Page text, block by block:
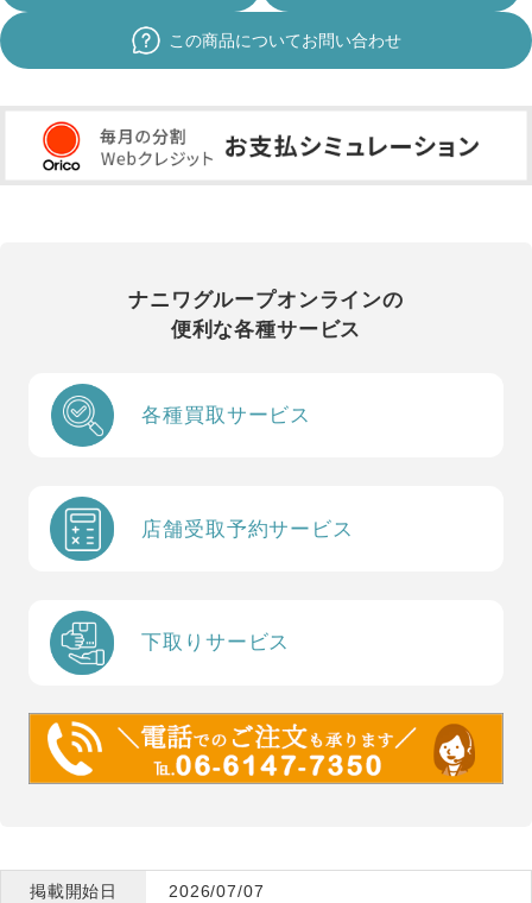
この商品についてお問い合わせ
ナニワグループオンラインの
便利な各種サービス
各種買取サービス
店舗受取予約サービス
下取りサービス
掲載開始日 2026/07/07